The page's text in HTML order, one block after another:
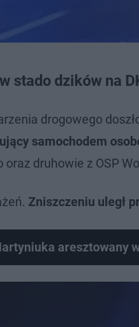
stado dzików na
drogowego
samochodem
druhowie z OSP
Zniszczeniu uległ
aresztowany